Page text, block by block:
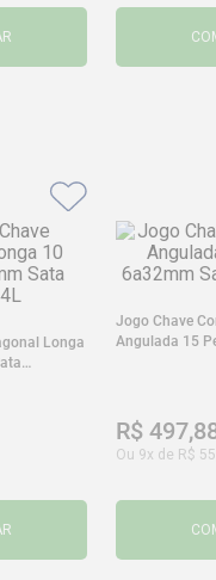
Longa
Jogo Chave
Angulada 15
R$ 497,
Ou 9x de R$ 55